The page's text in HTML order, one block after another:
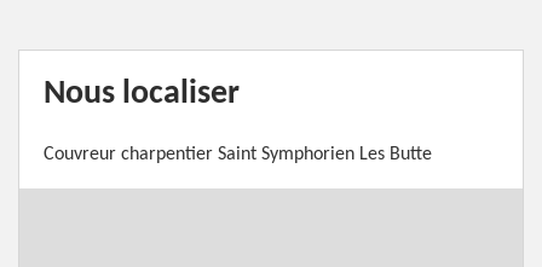
Nous localiser
Couvreur charpentier Saint Symphorien Les Butte